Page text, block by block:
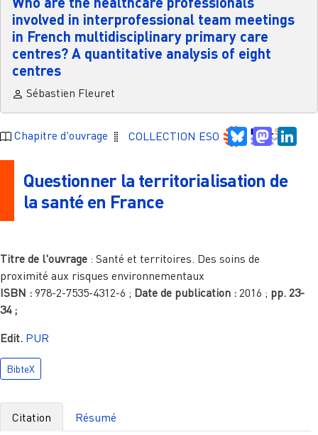
involved in interprofessional team meetings
in French multidisciplinary primary care
centres? A quantitative analysis of eight
centres
Sébastien Fleuret
Chapitre d'ouvrage COLLECTION ESO Bluesky
Questionner la territorialisation de
la santé en France
Titre de l'ouvrage : Santé et territoires. Des soins de
proximité aux risques environnementaux
ISBN : 978-2-7535-4312-6 ; Date de publication : 2016 ; pp. 23-
34 ;
Edit. PUR
BibteX
Citation Résumé